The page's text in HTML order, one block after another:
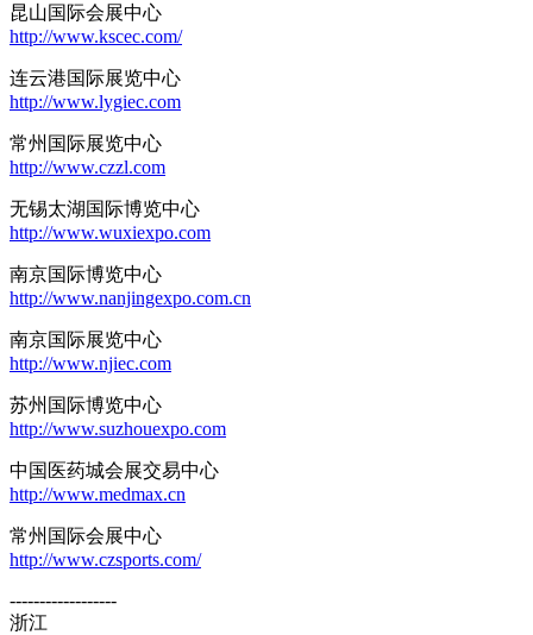
昆山国际会展中心
http://www.kscec.com/
连云港国际展览中心
http://www.lygiec.com
常州国际展览中心
http://www.czzl.com
无锡太湖国际博览中心
http://www.wuxiexpo.com
南京国际博览中心
http://www.nanjingexpo.com.cn
南京国际展览中心
http://www.njiec.com
苏州国际博览中心
http://www.suzhouexpo.com
中国医药城会展交易中心
http://www.medmax.cn
常州国际会展中心
http://www.czsports.com/
------------------
浙江